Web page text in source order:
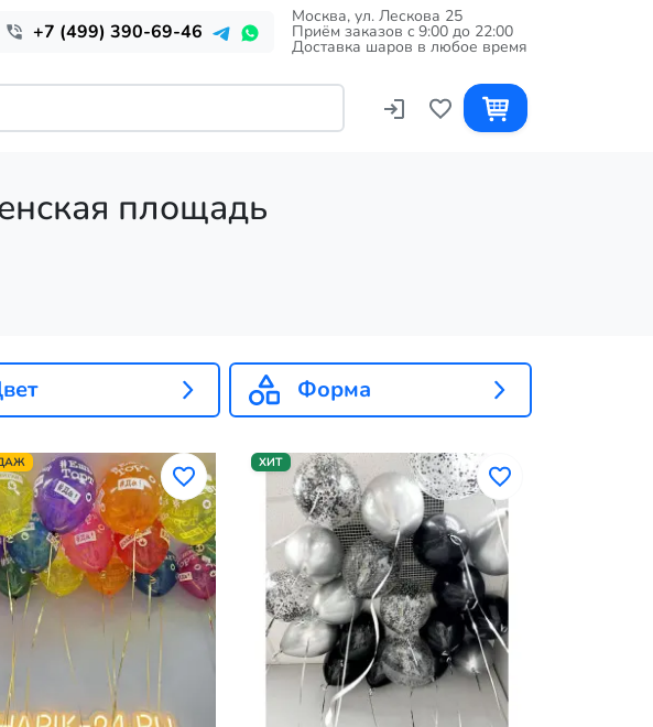
+7 (499) 390-69-46
Москва, ул. Лескова 25
Приём заказов c 9:00 до 22:00
Доставка шаров в любое время
площадь
Форма
ХИТ